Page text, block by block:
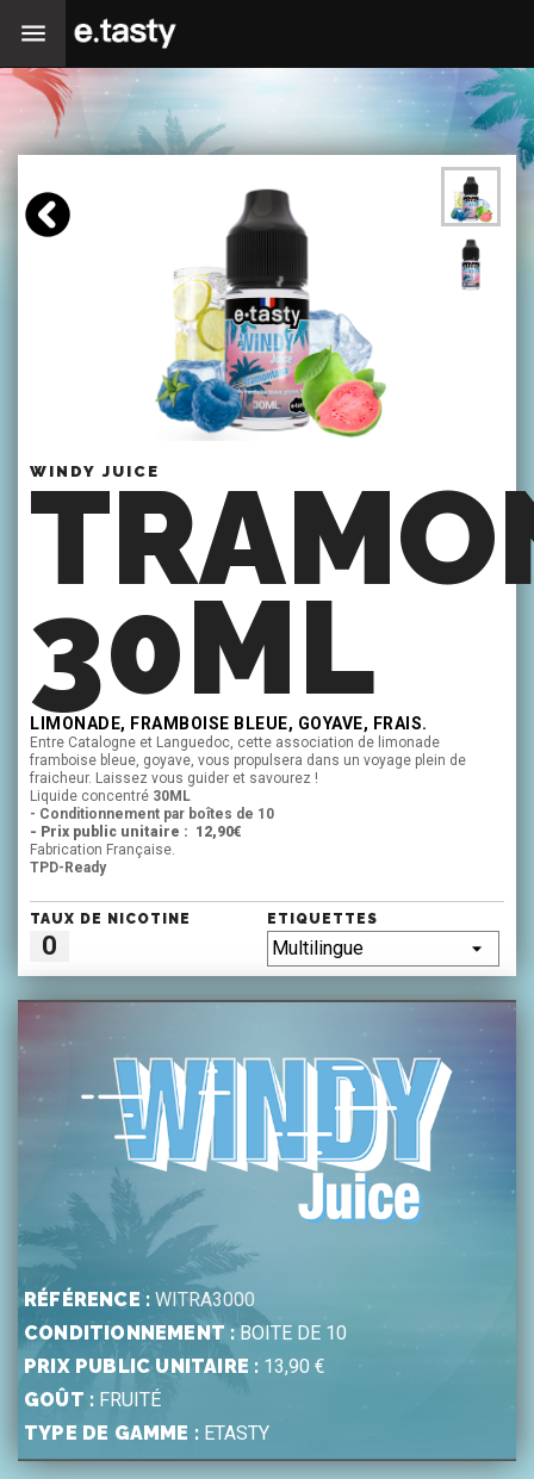
WINDY JUICE
30ML
LIMONADE, FRAMBOISE BLEUE, GOYAVE, FRAIS.
Entre Catalogne et Languedoc, cette association de limonade
framboise bleue, goyave, vous propulsera dans un voyage plein de
fraicheur. Laissez vous guider et savourez !
Liquide concentré 30ML
- Conditionnement par boîtes de 10
- Prix public unitaire : 12,90€
Fabrication Française.
TPD-Ready
TAUX DE NICOTINE
0
ETIQUETTES
RÉFÉRENCE : WITRA3000
CONDITIONNEMENT : BOITE DE 10
PRIX PUBLIC UNITAIRE : 13,90 €
GOÛT : FRUITÉ
TYPE DE GAMME : ETASTY